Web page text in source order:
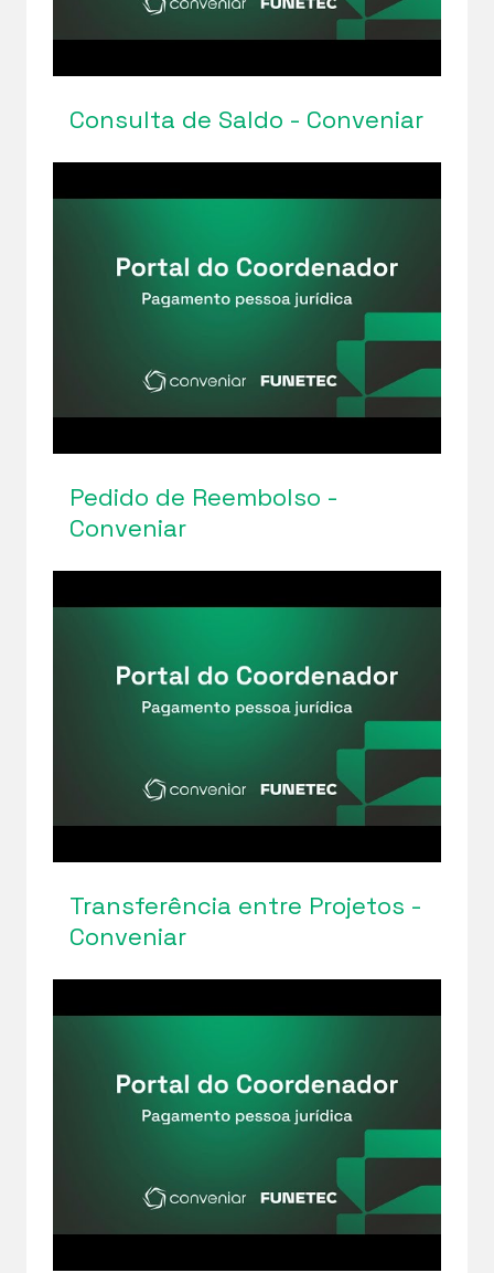
Consulta de Saldo - Conveniar
Pedido de Reembolso -
Conveniar
Transferência entre Projetos -
Conveniar